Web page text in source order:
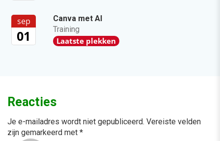
sep
01
Canva met AI
Training
Laatste plekken
Reacties
Je e-mailadres wordt niet gepubliceerd. Vereiste velden
zijn gemarkeerd met *